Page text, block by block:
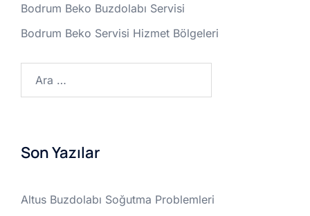
Bodrum Beko Buzdolabı Servisi
Bodrum Beko Servisi Hizmet Bölgeleri
Son Yazılar
Altus Buzdolabı Soğutma Problemleri